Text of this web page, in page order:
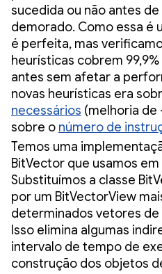
sucedida ou não antes
demorado. Como essa é
é perfeita, mas
heurísticas cobrem
antes sem afetar a
novas heurísticas era
necessários (melhoria de
sobre o número de
Temos uma
BitVector que usamos
Substituímos a classe
por um BitVectorView
determinados vetores
Isso elimina algumas
intervalo de tempo de
construção dos objetos